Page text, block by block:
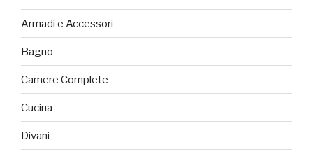
Armadi e Accessori
Bagno
Camere Complete
Cucina
Divani